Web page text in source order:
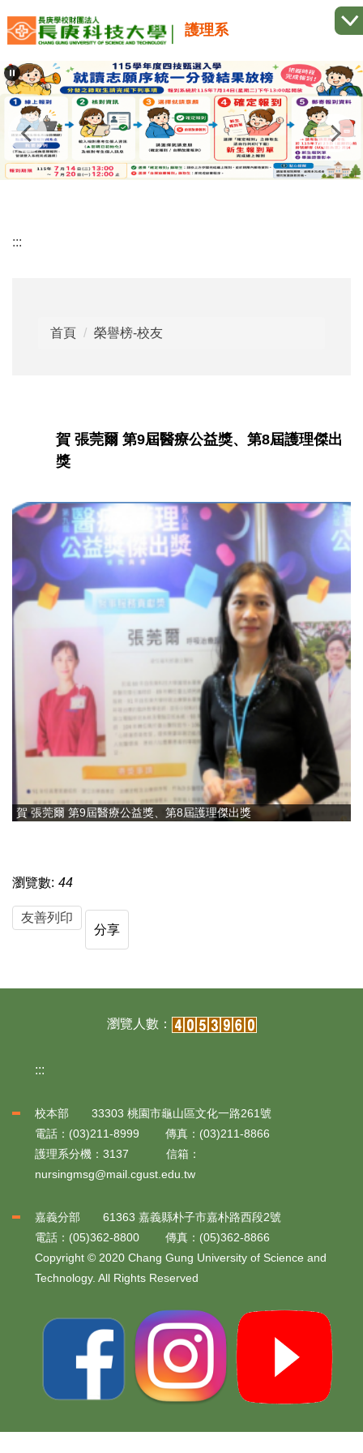
到
要
內
容
區
護理系
:::
首頁 榮譽榜-校友
賀 張莞爾 第9屆醫療公益獎、第8屆護理傑出
獎
賀 張莞爾 第9屆醫療公益獎、第8屆護理傑出獎
瀏覽數: 44
友善列印
分享
:::
校本部 33303 桃園市龜山區文化一路261號
電話：(03)211-8999 傳真：(03)211-8866
護理系分機：3137 信箱：
nursingmsg@mail.cgust.edu.tw
嘉義分部 61363 嘉義縣朴子市嘉朴路西段2號
電話：(05)362-8800 傳真：(05)362-8866
Copyright © 2020 Chang Gung University of Science and
Technology. All Rights Reserved